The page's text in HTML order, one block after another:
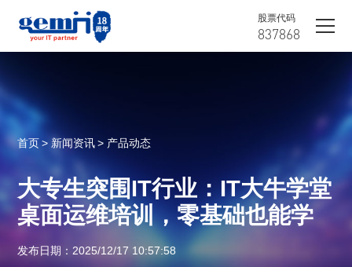
股票代码
837868
首页 > 新闻资讯 > 产品动态
大专生突围IT行业：IT大牛学堂
桌面运维培训，零基础也能学
发布日期：2025/12/17 10:57:58